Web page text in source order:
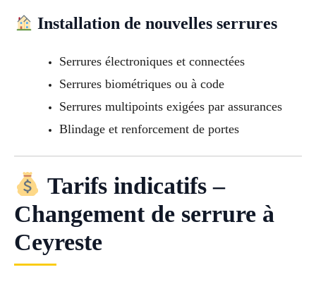
Installation de nouvelles serrures
Serrures électroniques et connectées
Serrures biométriques ou à code
Serrures multipoints exigées par assurances
Blindage et renforcement de portes
Tarifs indicatifs –
Changement de serrure à
Ceyreste